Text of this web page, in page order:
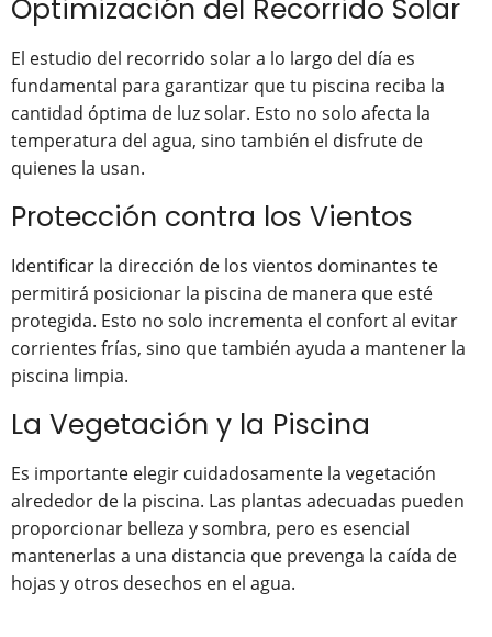
Optimización del Recorrido Solar
El estudio del recorrido solar a lo largo del día es
fundamental para garantizar que tu piscina reciba la
cantidad óptima de luz solar. Esto no solo afecta la
temperatura del agua, sino también el disfrute de
quienes la usan.
Protección contra los Vientos
Identificar la dirección de los vientos dominantes te
permitirá posicionar la piscina de manera que esté
protegida. Esto no solo incrementa el confort al evitar
corrientes frías, sino que también ayuda a mantener la
piscina limpia.
La Vegetación y la Piscina
Es importante elegir cuidadosamente la vegetación
alrededor de la piscina. Las plantas adecuadas pueden
proporcionar belleza y sombra, pero es esencial
mantenerlas a una distancia que prevenga la caída de
hojas y otros desechos en el agua.